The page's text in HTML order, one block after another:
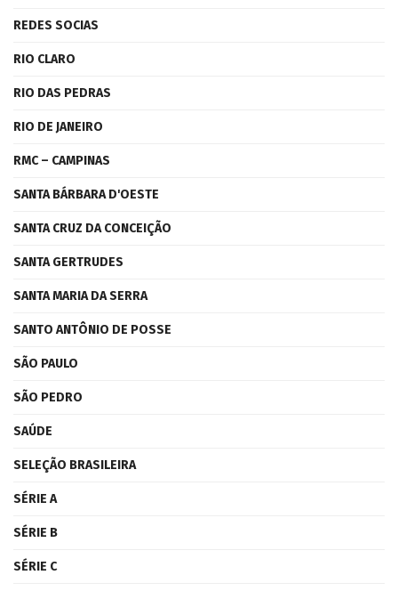
REDES SOCIAS
RIO CLARO
RIO DAS PEDRAS
RIO DE JANEIRO
RMC – CAMPINAS
SANTA BÁRBARA D'OESTE
SANTA CRUZ DA CONCEIÇÃO
SANTA GERTRUDES
SANTA MARIA DA SERRA
SANTO ANTÔNIO DE POSSE
SÃO PAULO
SÃO PEDRO
SAÚDE
SELEÇÃO BRASILEIRA
SÉRIE A
SÉRIE B
SÉRIE C